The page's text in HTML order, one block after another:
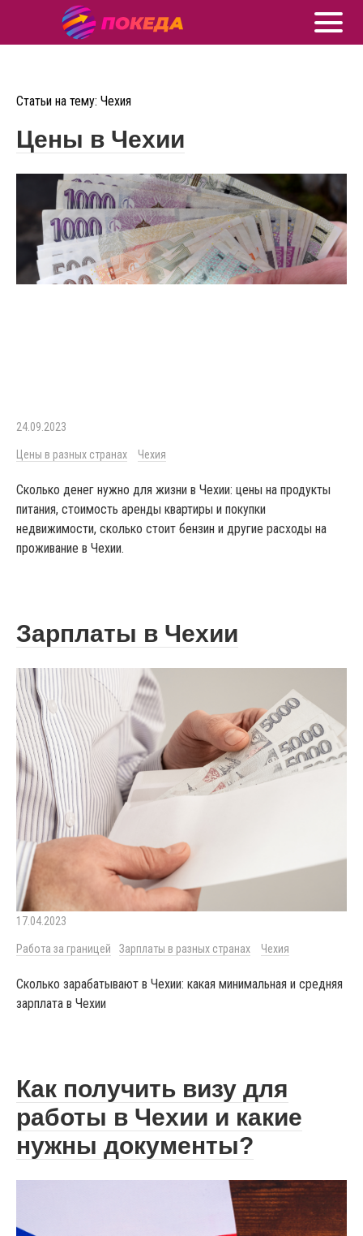
Статьи на тему: Чехия
Цены в Чехии
24.09.2023
Цены в разных странах Чехия
Сколько денег нужно для жизни в Чехии: цены на продукты
питания, стоимость аренды квартиры и покупки
недвижимости, сколько стоит бензин и другие расходы на
проживание в Чехии.
Зарплаты в Чехии
17.04.2023
Работа за границей Зарплаты в разных странах Чехия
Сколько зарабатывают в Чехии: какая минимальная и средняя
зарплата в Чехии
Как получить визу для
работы в Чехии и какие
нужны документы?